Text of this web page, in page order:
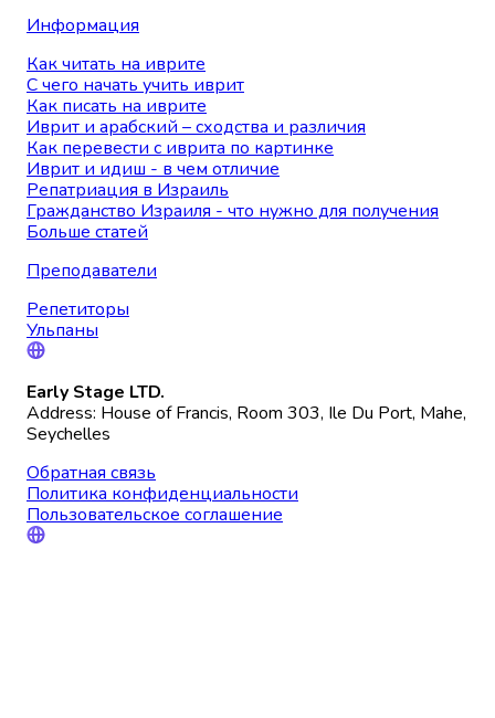
Информация
Как читать на иврите
С чего начать учить иврит
Как писать на иврите
Иврит и арабский – сходства и различия
Как перевести с иврита по картинке
Иврит и идиш - в чем отличие
Репатриация в Израиль
Гражданство Израиля - что нужно для получения
Больше статей
Преподаватели
Репетиторы
Ульпаны
Early Stage LTD.
Address: House of Francis, Room 303, Ile Du Port, Mahe,
Seychelles
Обратная связь
Политика конфиденциальности
Пользовательское соглашение